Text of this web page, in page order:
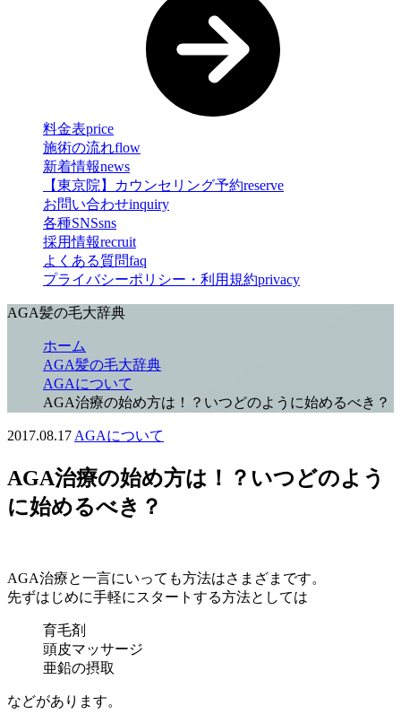
料金表price
施術の流れflow
新着情報news
【東京院】カウンセリング予約reserve
お問い合わせinquiry
各種SNSsns
採用情報recruit
よくある質問faq
プライバシーポリシー・利用規約privacy
AGA髪の毛大辞典
ホーム
AGA髪の毛大辞典
AGAについて
AGA治療の始め方は！？いつどのように始めるべき？
2017.08.17 AGAについて
AGA治療の始め方は！？いつどのよう
に始めるべき？
AGA治療と一言にいっても方法はさまざまです。
先ずはじめに手軽にスタートする方法としては
育毛剤
頭皮マッサージ
亜鉛の摂取
などがあります。